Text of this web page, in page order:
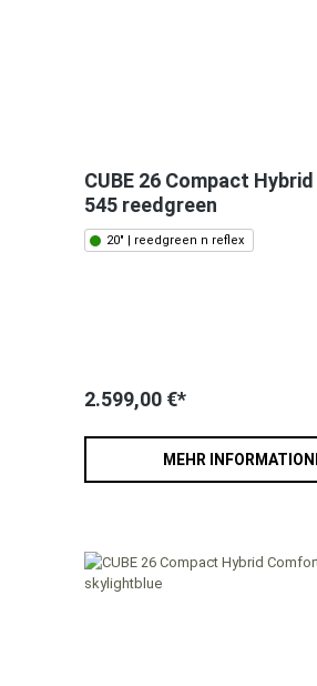
CUBE 26 Compact
545 reedgreen
20" | reedgreen n reflex
2.599,00 €*
MEHR